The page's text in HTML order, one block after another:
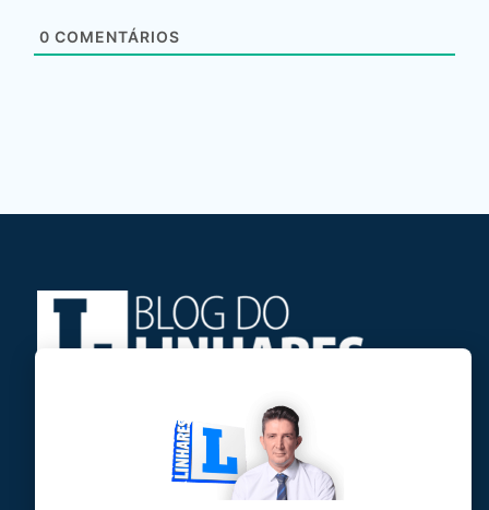
0 COMENTÁRIOS
Jose Linhares Jr é maranhense.
Formado em Jornalismo, estudou filosofia
e tem pós-graduações em ciência política